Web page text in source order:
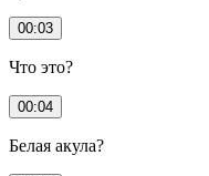
00:03
Что это?
00:04
Белая акула?